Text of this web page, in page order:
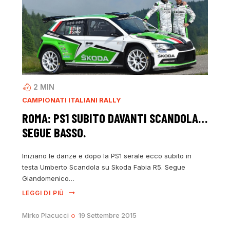
2 MIN
CAMPIONATI ITALIANI RALLY
ROMA: PS1 SUBITO DAVANTI SCANDOLA…
SEGUE BASSO.
Iniziano le danze e dopo la PS1 serale ecco subito in
testa Umberto Scandola su Skoda Fabia R5. Segue
Giandomenico…
LEGGI DI PIÙ
Mirko Placucci 19 Settembre 2015